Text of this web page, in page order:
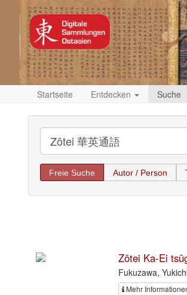
Startseite Entdecken Suche
Freie Suche Autor / Person
Zōtei Ka-Ei
Fukuzawa,
Mehr